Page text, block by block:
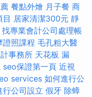
餐點外燴 月子餐 商
目 居家清潔300元 靜
找專業會計公司處理帳
證照課程 毛孔粗大醫
事務所 天花板 漏
seo保證第一頁 近視
services 如何進行公
行公司設立 假牙 除蟑